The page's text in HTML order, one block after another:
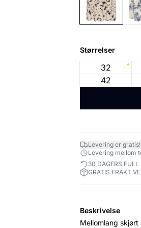
Størrelser
32
42
Levering er gratis!
Levering mellom
30 DAGERS FULL
GRATIS FRAKT
Beskrivelse
Mellomlang